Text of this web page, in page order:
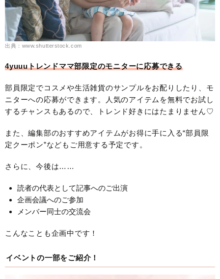
出典：www.shutterstock.com
4yuuuトレンドママ部限定のモニターに応募できる
部員限定でコスメや生活雑貨のサンプルをお配りしたり、モ
ニターへの応募ができます。人気のアイテムを無料でお試し
するチャンスもあるので、トレンド好きにはたまりません♡
また、編集部のおすすめアイテムがお得に手に入る“部員限
定クーポン”などもご用意する予定です。
さらに、今後は……
読者の代表として記事へのご出演
企画会議へのご参加
メンバー同士の交流会
こんなことも企画中です！
イベントの一部をご紹介！